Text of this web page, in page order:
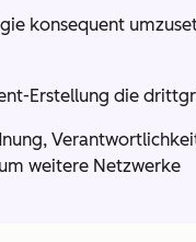
konsequent
Erstellung die
weitere Netzwerke